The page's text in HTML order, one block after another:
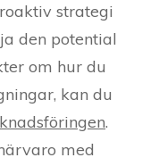
strategi
den potential
om hur du
kan du
.
med